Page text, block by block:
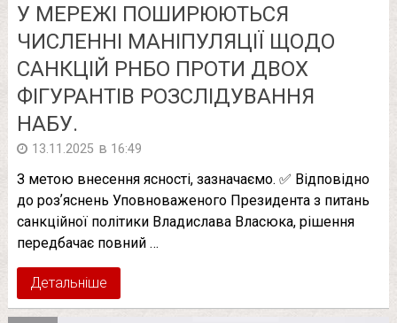
У МЕРЕЖІ ПОШИРЮЮТЬСЯ
ЧИСЛЕННІ МАНІПУЛЯЦІЇ ЩОДО
САНКЦІЙ РНБО ПРОТИ ДВОХ
ФІГУРАНТІВ РОЗСЛІДУВАННЯ
НАБУ.
13.11.2025 в 16:49
З метою внесення ясності, зазначаємо. ✅ Відповідно
до розʼяснень Уповноваженого Президента з питань
санкційної політики Владислава Власюка, рішення
передбачає повний …
Детальніше